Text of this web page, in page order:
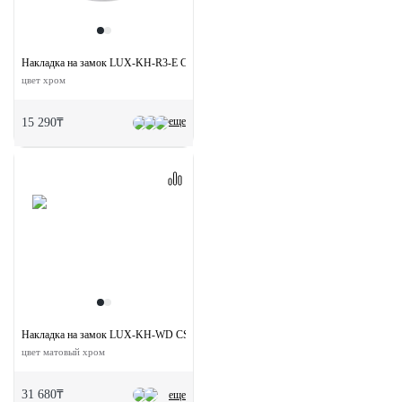
еще
Накладка на замок LUX-KH-R3-E CRO под евроцилиндр
цвет хром
15 290₸
еще
Накладка на замок LUX-KH-WD CSA круглая под евроцилиндр
цвет матовый хром
31 680₸